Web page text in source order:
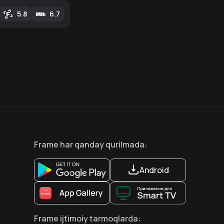
5.8 6.7
Frame har qanday qurilmada:
Android
Frame ijtimoiy tarmoqlarda: